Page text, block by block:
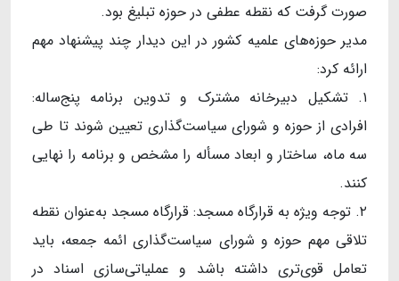
صورت گرفت که نقطه عطفی در حوزه تبلیغ بود.
مدیر حوزه‌های علمیه کشور در این دیدار چند پیشنهاد مهم
ارائه کرد:
۱. تشکیل دبیرخانه مشترک و تدوین برنامه پنج‌ساله:
افرادی از حوزه و شورای سیاست‌گذاری تعیین شوند تا طی
سه ماه، ساختار و ابعاد مسأله را مشخص و برنامه را نهایی
کنند.
۲. توجه ویژه به قرارگاه مسجد: قرارگاه مسجد به‌عنوان نقطه
تلاقی مهم حوزه و شورای سیاست‌گذاری ائمه جمعه، باید
تعامل قوی‌تری داشته باشد و عملیاتی‌سازی اسناد در